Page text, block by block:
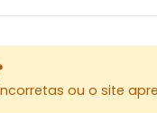
ou o site